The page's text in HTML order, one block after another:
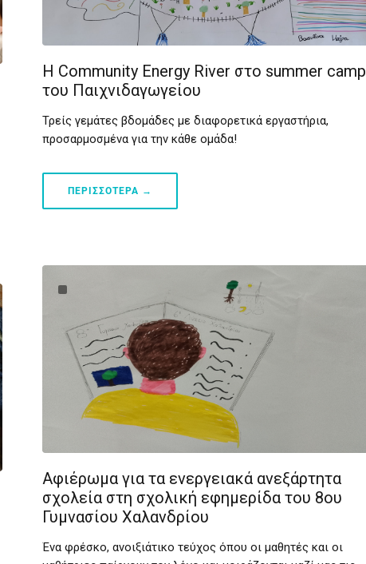
Η Community Energy River στο summer camp
του Παιχνιδαγωγείου
Τρείς γεμάτες βδομάδες με διαφορετικά εργαστήρια,
προσαρμοσμένα για την κάθε ομάδα!
ΠΕΡΙΣΣΟΤΕΡΑ →
Αφιέρωμα για τα ενεργειακά ανεξάρτητα
σχολεία στη σχολική εφημερίδα του 8ου
Γυμνασίου Χαλανδρίου
Ένα φρέσκο, ανοιξιάτικο τεύχος όπου οι μαθητές και οι